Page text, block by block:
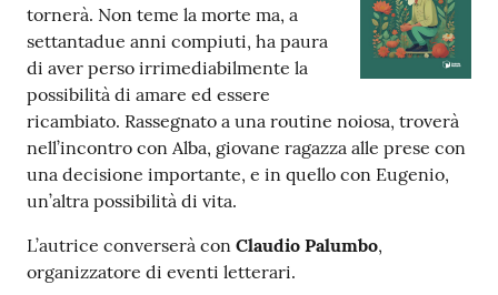
Casa
Piani
Archivio
storico
Decentrate
Patto
tornerà. Non teme la morte ma, a
settantadue anni compiuti, ha paura
di aver perso irrimediabilmente la
possibilità di amare ed essere
ricambiato. Rassegnato a una routine noiosa, troverà
nell’incontro con Alba, giovane ragazza alle prese con
una decisione importante, e in quello con Eugenio,
un’altra possibilità di vita.
L’autrice converserà con Claudio Palumbo,
organizzatore di eventi letterari.